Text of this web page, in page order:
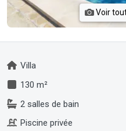
Voir
Villa
130 m²
2 salles de bain
Piscine privée